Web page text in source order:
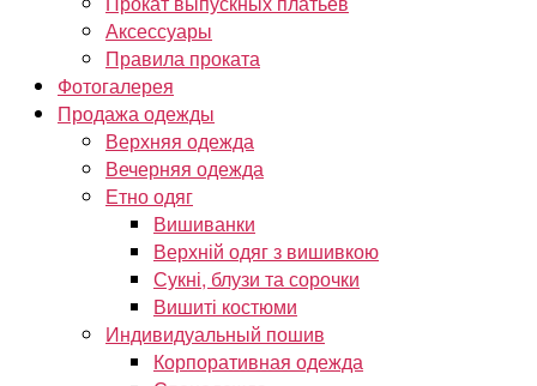
Аксессуары
Правила проката
Фотогалерея
Продажа одежды
Верхняя одежда
Вечерняя одежда
Етно одяг
Вишиванки
Верхній одяг з вишивкою
Сукні, блузи та сорочки
Вишиті костюми
Индивидуальный пошив
Корпоративная одежда